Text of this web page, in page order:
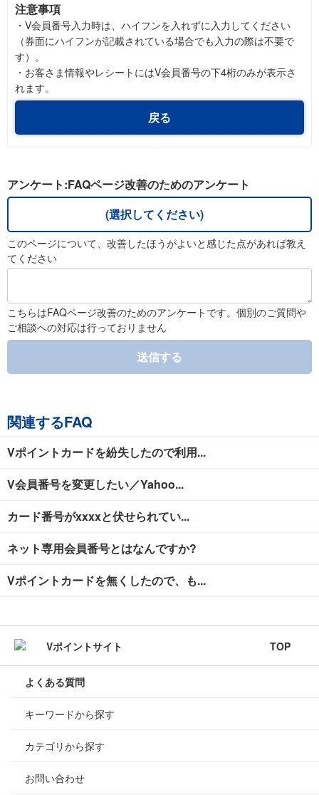
注意事項
・V会員番号入力時は、ハイフンを入れずに入力してください
（券面にハイフンが記載されている場合でも入力の際は不要で
す）。
・お客さま情報やレシートにはV会員番号の下4桁のみが表示さ
れます。
戻る
アンケート:FAQページ改善のためのアンケート
(選択してください)
このページについて、改善したほうがよいと感じた点があれば教え
てください
こちらはFAQページ改善のためのアンケートです。個別のご質問や
ご相談への対応は行っておりません
送信する
関連するFAQ
Vポイントカードを紛失したので利用...
V会員番号を変更したい／Yahoo...
カード番号がxxxxと伏せられてい...
ネット専用会員番号とはなんですか?
Vポイントカードを無くしたので、も...
TOP
よくある質問
キーワードから探す
カテゴリから探す
お問い合わせ